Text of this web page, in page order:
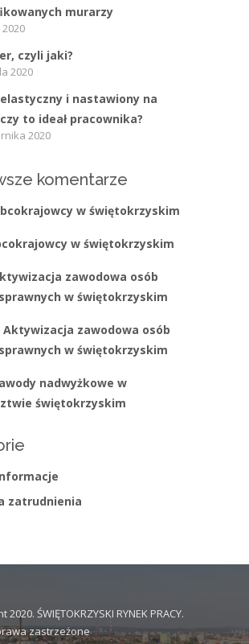
murarzy
czyli jaki?
2020
i nastawiony na
to ideał pracownika?
2020
komentarze
w świętokrzyskim
w świętokrzyskim
zawodowa osób
w świętokrzyskim
Aktywizacja zawodowa osób
w świętokrzyskim
nadwyżkowe w
świętokrzyskim
zatrudnienia
ŚWIĘTOKRZYSKI RYNEK PRACY.
zastrzeżone